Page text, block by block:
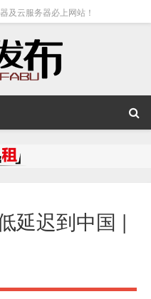
及云服务器必上网站！
延迟到中国 |